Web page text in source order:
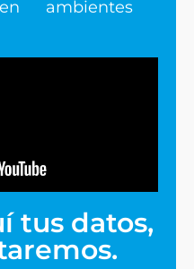
ambientes
tus datos,